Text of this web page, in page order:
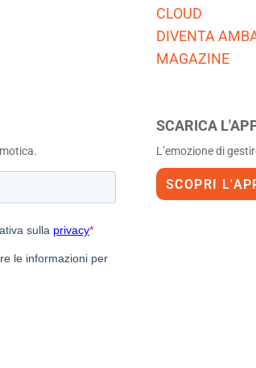
CLOUD
DIVENTA
MAGAZINE
SCARICA
L’emozione di
SCOPRI